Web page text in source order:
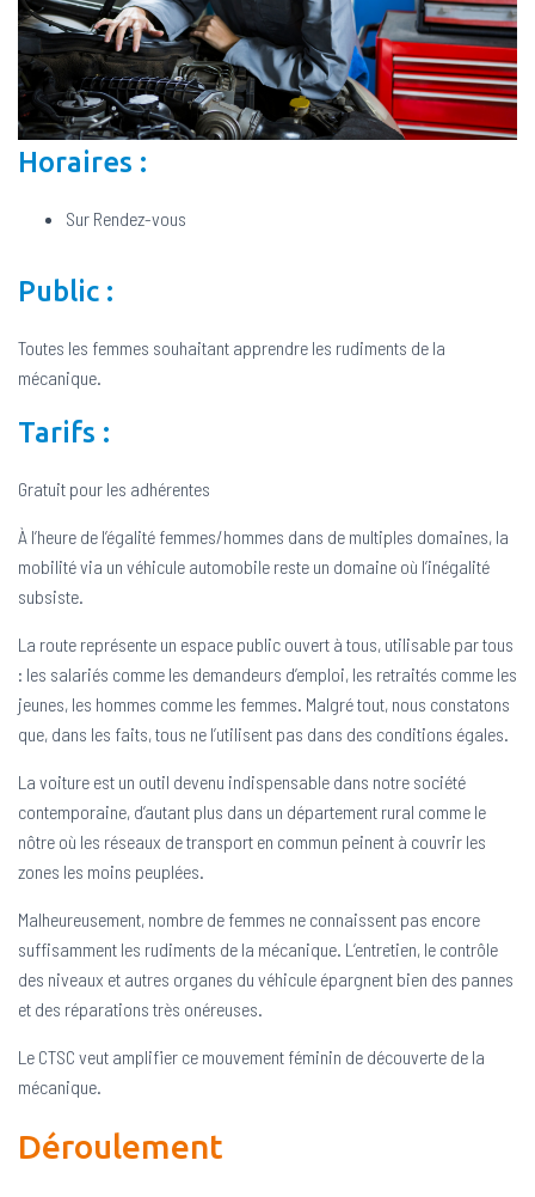
l
a
n
a
Horaires :
Sur Rendez-vous
Public :
Toutes les femmes souhaitant apprendre les rudiments de la
mécanique.
Tarifs :
Gratuit pour les adhérentes
À l’heure de l’égalité femmes/hommes dans de multiples domaines, la
mobilité via un véhicule automobile reste un domaine où l’inégalité
subsiste.
La route représente un espace public ouvert à tous, utilisable par tous
: les salariés comme les demandeurs d’emploi, les retraités comme les
jeunes, les hommes comme les femmes. Malgré tout, nous constatons
que, dans les faits, tous ne l’utilisent pas dans des conditions égales.
La voiture est un outil devenu indispensable dans notre société
contemporaine, d’autant plus dans un département rural comme le
nôtre où les réseaux de transport en commun peinent à couvrir les
zones les moins peuplées.
Malheureusement, nombre de femmes ne connaissent pas encore
suffisamment les rudiments de la mécanique. L’entretien, le contrôle
des niveaux et autres organes du véhicule épargnent bien des pannes
et des réparations très onéreuses.
Le CTSC veut amplifier ce mouvement féminin de découverte de la
mécanique.
Déroulement